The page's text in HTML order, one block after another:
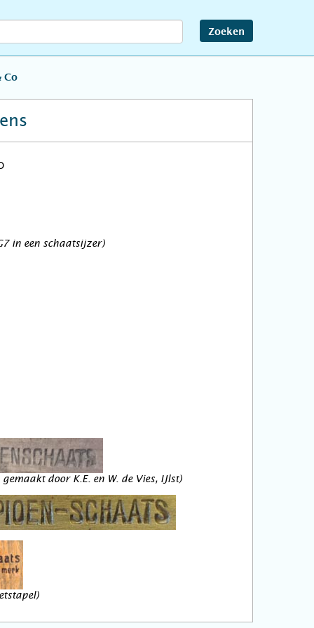
Zoeken
Co
in een schaatsijzer)
door K.E. en W. de Vies, IJlst)